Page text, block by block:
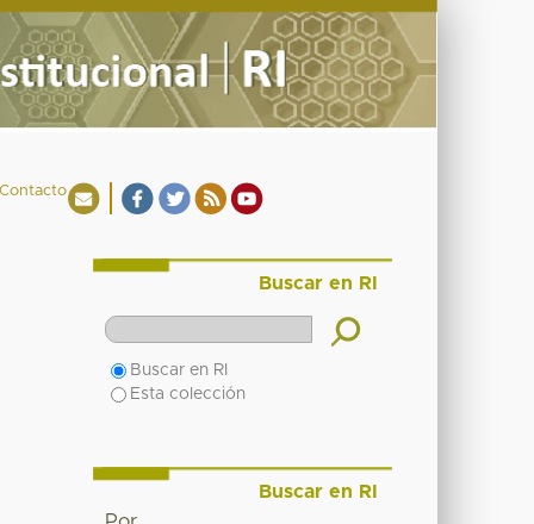
Buscar en RI
Buscar en RI
Esta colección
Buscar en RI